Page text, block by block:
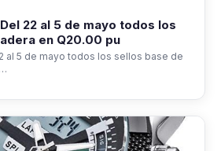
Del 22 al 5 de mayo todos los
en Q20.00 pu
al 5 de mayo todos los sellos base de